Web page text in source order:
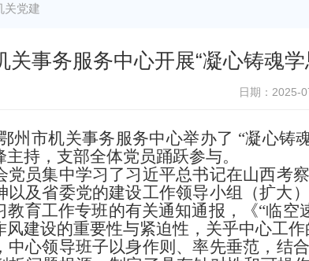
关党建
关事务服务中心开展“凝心铸魂
日期：2025-
州市机关事务服务中心举办了 “凝心
持，支部全体党员踊跃参与。​
党员集中学习了习近平总书记在山西考
以及省委党的建设工作领导小组（扩大
教育工作专班的有关通知通报，《“临空
风建设的重要性与紧迫性，关乎中心工
中心领导班子以身作则、率先垂范，结